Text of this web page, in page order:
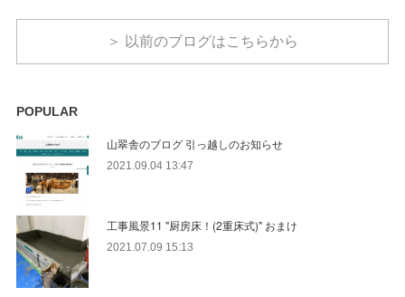
＞ 以前のブログはこちらから
POPULAR
山翠舎のブログ 引っ越しのお知らせ
2021.09.04 13:47
工事風景11 "厨房床！(2重床式)" おまけ
2021.07.09 15:13